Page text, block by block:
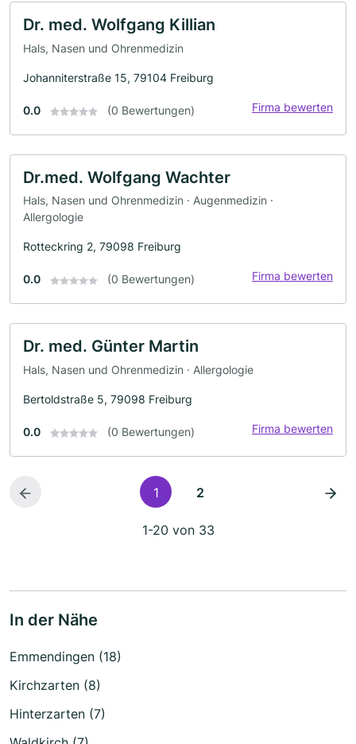
Dr. med. Wolfgang Killian
Hals, Nasen und Ohrenmedizin
Johanniterstraße 15, 79104 Freiburg
0.0 (0 Bewertungen) Firma bewerten
Dr.med. Wolfgang Wachter
Hals, Nasen und Ohrenmedizin · Augenmedizin ·
Allergologie
Rotteckring 2, 79098 Freiburg
0.0 (0 Bewertungen) Firma bewerten
Dr. med. Günter Martin
Hals, Nasen und Ohrenmedizin · Allergologie
Bertoldstraße 5, 79098 Freiburg
0.0 (0 Bewertungen) Firma bewerten
1 2
1-20 von 33
In der Nähe
Emmendingen (18)
Kirchzarten (8)
Hinterzarten (7)